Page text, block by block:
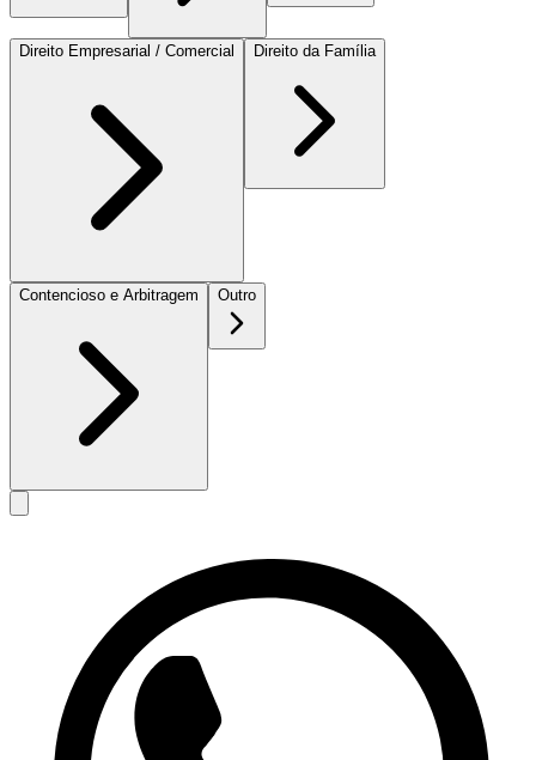
Direito Empresarial / Comercial Direito da Família
Contencioso e Arbitragem Outro